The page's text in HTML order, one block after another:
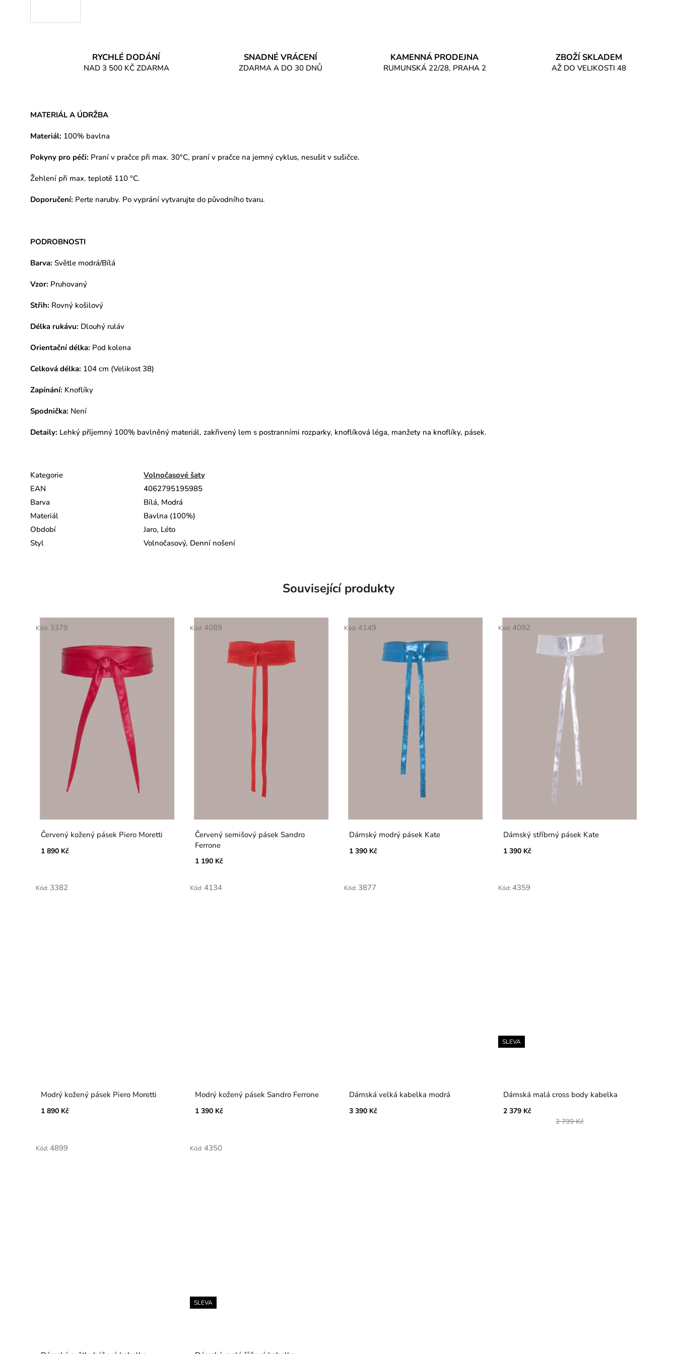
RYCHLÉ DODÁNÍ
NAD 3 500 KČ ZDARMA
SNADNÉ VRÁCENÍ
ZDARMA A DO 30 DNŮ
KAMENNÁ PRODEJNA
RUMUNSKÁ 22/28, PRAHA 2
ZBOŽÍ SKLADEM
AŽ DO VELIKOSTI 48
MATERIÁL A ÚDRŽBA
Materiál: 100% bavlna
Pokyny pro péči: Praní v pračce při max. 30°C, praní v pračce na jemný cyklus, nesušit v sušičce.
Žehlení při max. teplotě 110 °C.
Doporučení: Perte naruby. Po vyprání vytvarujte do původního tvaru.
PODROBNOSTI
Barva: Světle modrá/Bílá
Vzor: Pruhovaný
Střih: Rovný košilový
Délka rukávu: Dlouhý ruláv
Orientační délka: Pod kolena
Celková délka: 104 cm (Velikost 38)
Zapínání: Knoflíky
Spodnička: Není
Detaily: Lehký příjemný 100% bavlněný materiál, zakřivený lem s postranními rozparky, knoflíková léga, manžety na knoflíky, pásek.
Kategorie
Volnočasové šaty
EAN
4062795195985
Barva
Bílá, Modrá
Materiál
Bavlna (100%)
Období
Jaro, Léto
Styl
Volnočasový, Denní nošení
Související produkty
Červený kožený pásek Piero Moretti
1 890 Kč
Kód: 3379
Červený semišový pásek Sandro
Ferrone
1 190 Kč
Kód: 4089
Dámský modrý pásek Kate
1 390 Kč
Kód: 4149
Dámský stříbrný pásek Kate
1 390 Kč
Kód: 4092
Modrý kožený pásek Piero Moretti
1 890 Kč
Kód: 3382
Modrý kožený pásek Sandro Ferrone
1 390 Kč
Kód: 4134
Dámská velká kabelka modrá
3 390 Kč
Kód: 3877
SLEVA
Dámská malá cross body kabelka
2 379 Kč
2 799 Kč
Kód: 4359
Kód: 4899
SLEVA
Kód: 4350